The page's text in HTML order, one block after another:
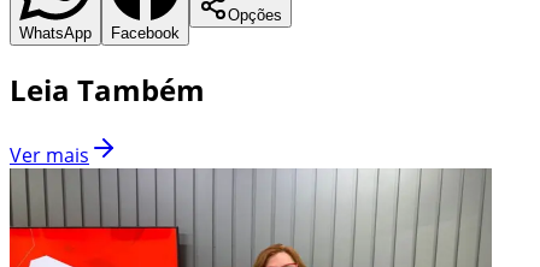
WhatsApp Facebook
Opções
Leia Também
Ver mais